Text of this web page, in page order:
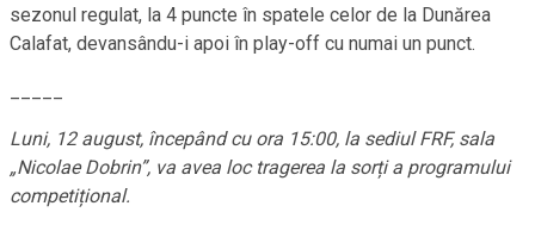
sezonul regulat, la 4 puncte în spatele celor de la Dunărea
Calafat, devansându-i apoi în play-off cu numai un punct.
Luni, 12 august, începând cu ora 15:00, la sediul FRF, sala
„Nicolae Dobrin”, va avea loc tragerea la sorți a programului
competițional.